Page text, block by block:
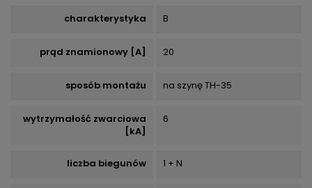
charakterystyka B
prąd znamionowy [A] 20
sposób montażu na szynę TH-35
wytrzymałość zwarciowa
[kA]
6
liczba biegunów 1 + N